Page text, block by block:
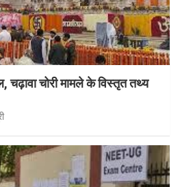
चढ़ावा चोरी मामले के विस्तृत तथ्य